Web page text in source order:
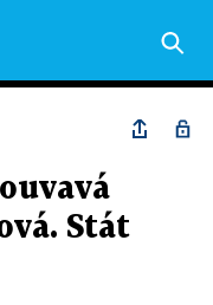
Stát